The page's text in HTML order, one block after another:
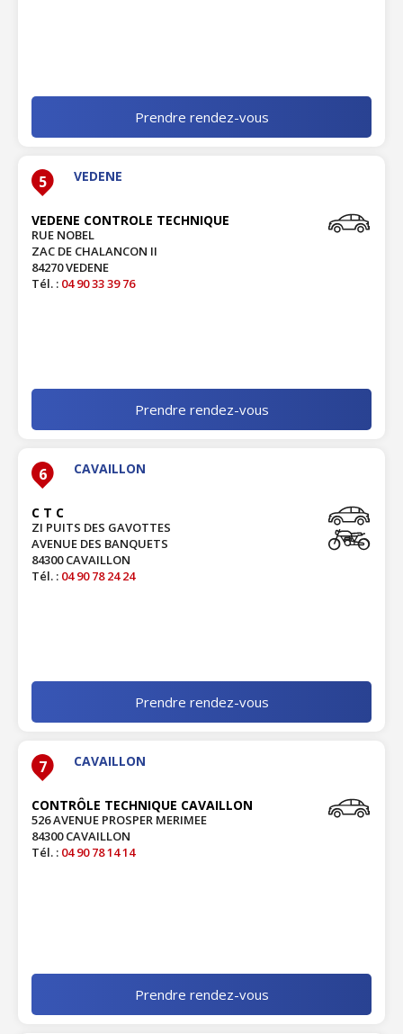
Prendre rendez-vous
5 VEDENE
VEDENE CONTROLE TECHNIQUE
RUE NOBEL
ZAC DE CHALANCON II
84270 VEDENE
Tél. : 04 90 33 39 76
Prendre rendez-vous
6 CAVAILLON
C T C
ZI PUITS DES GAVOTTES
AVENUE DES BANQUETS
84300 CAVAILLON
Tél. : 04 90 78 24 24
Prendre rendez-vous
7 CAVAILLON
CONTRÔLE TECHNIQUE CAVAILLON
526 AVENUE PROSPER MERIMEE
84300 CAVAILLON
Tél. : 04 90 78 14 14
Prendre rendez-vous